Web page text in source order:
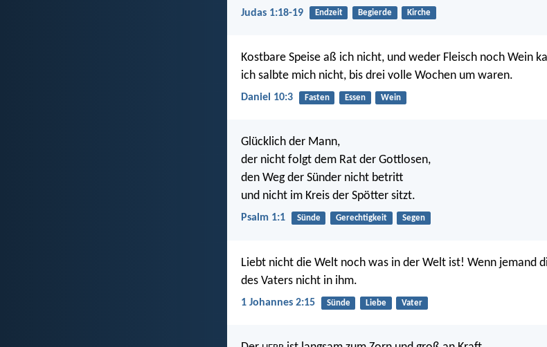
Judas 1:18-19 Endzeit Begierde Kirche
Kostbare Speise aß ich nicht, und weder Fleisch noch Wein
ich salbte mich nicht, bis drei volle Wochen um waren.
Daniel 10:3 Fasten Essen Wein
Glücklich der Mann,
der nicht folgt dem Rat der Gottlosen,
den Weg der Sünder nicht betritt
und nicht im Kreis der Spötter sitzt.
Psalm 1:1 Sünde Gerechtigkeit Segen
Liebt nicht die Welt noch was in der Welt ist! Wenn jemand
des Vaters nicht in ihm.
1 Johannes 2:15 Sünde Liebe Vater